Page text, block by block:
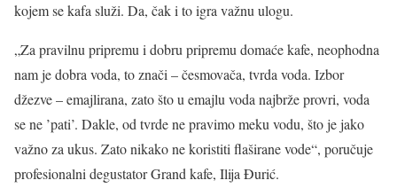
kojem se kafa služi. Da, čak i to igra važnu ulogu.
„Za pravilnu pripremu i dobru pripremu domaće kafe, neophodna
nam je dobra voda, to znači – česmovača, tvrda voda. Izbor
džezve – emajlirana, zato što u emajlu voda najbrže provri, voda
se ne ’pati’. Dakle, od tvrde ne pravimo meku vodu, što je jako
važno za ukus. Zato nikako ne koristiti flaširane vode“, poručuje
profesionalni degustator Grand kafe, Ilija Đurić.